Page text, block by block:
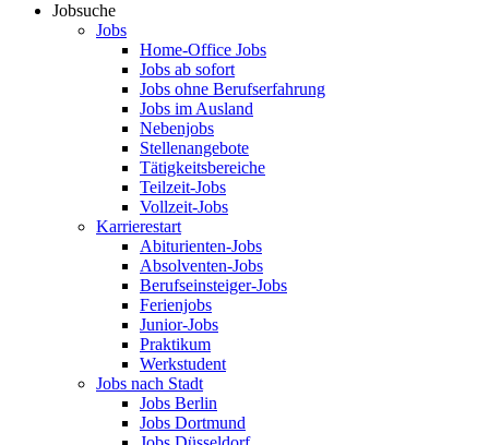
Jobsuche
Jobs
Home-Office Jobs
Jobs ab sofort
Jobs ohne Berufserfahrung
Jobs im Ausland
Nebenjobs
Stellenangebote
Tätigkeitsbereiche
Teilzeit-Jobs
Vollzeit-Jobs
Karrierestart
Abiturienten-Jobs
Absolventen-Jobs
Berufseinsteiger-Jobs
Ferienjobs
Junior-Jobs
Praktikum
Werkstudent
Jobs nach Stadt
Jobs Berlin
Jobs Dortmund